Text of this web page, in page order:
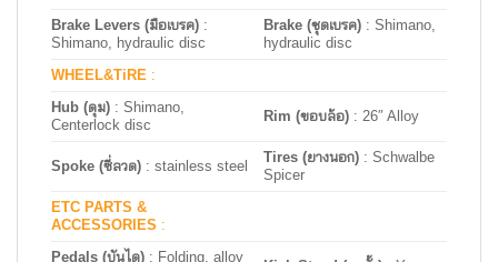
Brake Levers (มือเบรค) :
Shimano, hydraulic disc
Brake (ชุดเบรค) : Shimano,
hydraulic disc
WHEEL&TiRE :
Hub (ดุม) : Shimano,
Centerlock disc
Rim (ขอบล้อ) :26″ Alloy
Spoke (ซี่ลวด) : stainless steel
Tires (ยางนอก) : Schwalbe
Spicer
ETC PARTS &
ACCESSORIES :
Pedals (บันได) : Folding, alloy